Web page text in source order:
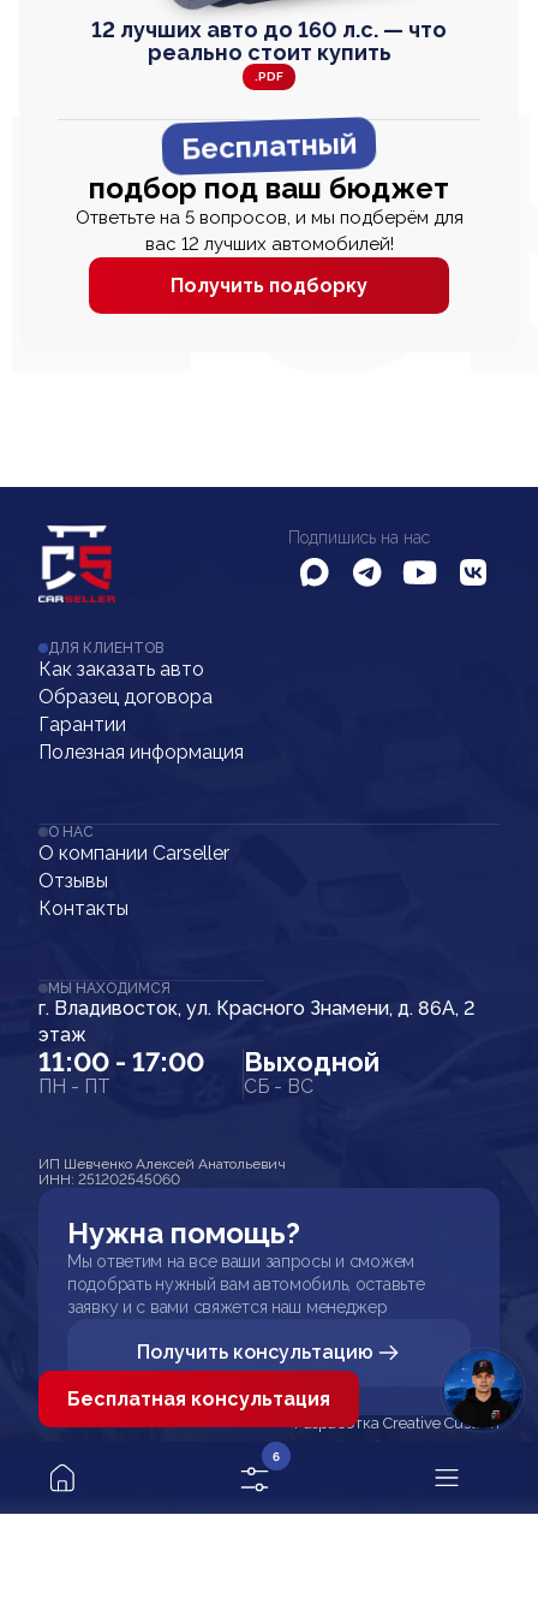
12 лучших авто до 160 л.с. — что
реально стоит купить
.PDF
Бесплатный
подбор под ваш бюджет
Ответьте на 5 вопросов, и мы подберём для
вас 12 лучших автомобилей!
Получить подборку
Подпишись на нас
ДЛЯ КЛИЕНТОВ
Как заказать авто
Образец договора
Гарантии
Полезная информация
О НАС
О компании Carseller
Отзывы
Контакты
МЫ НАХОДИМСЯ
г. Владивосток, ул. Красного Знамени, д. 86А, 2
этаж
11:00 - 17:00
ПН - ПТ
Выходной
СБ - ВС
ИП Шевченко Алексей Анатольевич
ИНН: 251202545060
Нужна помощь?
Мы ответим на все ваши запросы и сможем
подобрать нужный вам автомобиль, оставьте
заявку и с вами свяжется наш менеджер
Получить консультацию
Разработка Creative Custom
6
Бесплатная консультация